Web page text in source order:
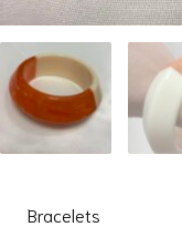
Bracelets